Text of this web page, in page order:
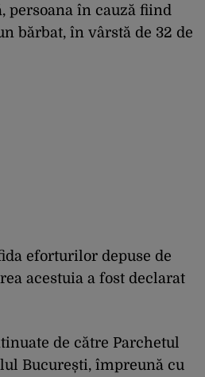
persoana în cauză fiind
bărbat, în vârstă de 32 de
eforturilor depuse de
acestuia a fost declarat
de către Parchetul
București, împreună cu